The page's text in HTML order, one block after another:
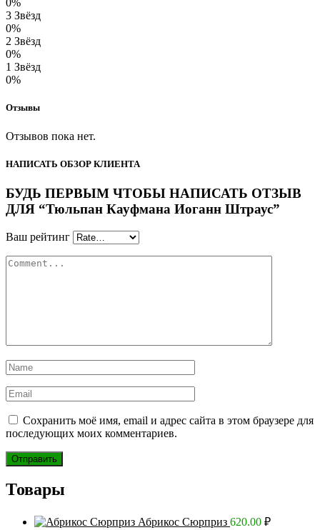
0%
3 Звёзд
0%
2 Звёзд
0%
1 Звёзд
0%
Отзывы
Отзывов пока нет.
НАПИСАТЬ ОБЗОР КЛИЕНТА
БУДЬ ПЕРВЫМ ЧТОБЫ НАПИСАТЬ ОТЗЫВ
ДЛЯ “Тюльпан Кауфмана Иоганн Штраус”
Ваш рейтинг
Сохранить моё имя, email и адрес сайта в этом браузере для
последующих моих комментариев.
Товары
Абрикос Сюрприз 620.00 ₽